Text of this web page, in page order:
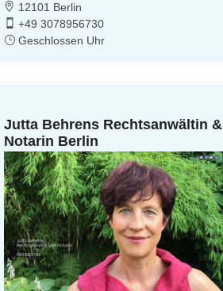
12101 Berlin
+49 3078956730
Geschlossen Uhr
Jutta Behrens Rechtsanwältin &
Notarin Berlin